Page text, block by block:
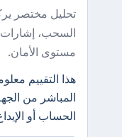
تحليل مختصر
السحب، إشارات
مستوى الأمان.
هذا التقييم
المباشر من
الحساب أو